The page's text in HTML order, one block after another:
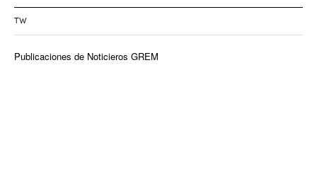
TW
Publicaciones de Noticieros GREM